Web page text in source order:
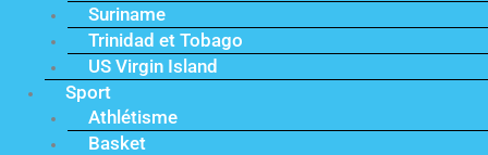
Suriname
Trinidad et Tobago
US Virgin Island
Sport
Athlétisme
Basket